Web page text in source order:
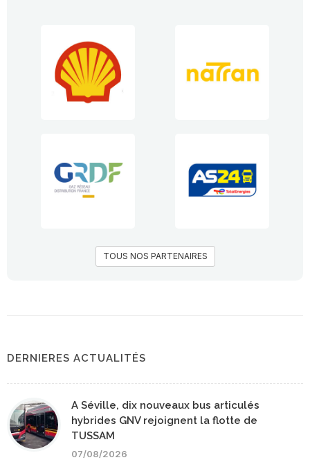
TOUS NOS PARTENAIRES
DERNIERES ACTUALITÉS
A Séville, dix nouveaux bus articulés
hybrides GNV rejoignent la flotte de
TUSSAM
07/08/2026